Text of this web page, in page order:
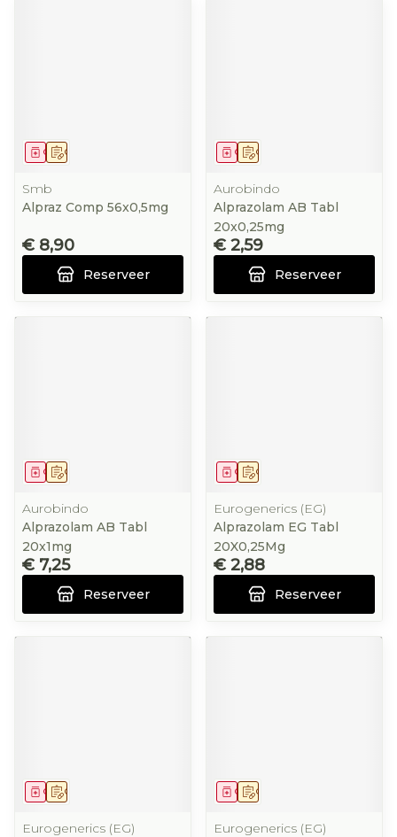
Op voorschrift
Geneesmiddel
Smb
Alpraz Comp 56x0,5mg
€ 8,90
Reserveer
Op voorschrift
Geneesmiddel
Aurobindo
Alprazolam AB Tabl
20x0,25mg
€ 2,59
Reserveer
Op voorschrift
Geneesmiddel
Aurobindo
Alprazolam AB Tabl
20x1mg
€ 7,25
Reserveer
Op voorschrift
Geneesmiddel
Eurogenerics (EG)
Alprazolam EG Tabl
20X0,25Mg
€ 2,88
Reserveer
Op voorschrift
Geneesmiddel
Eurogenerics (EG)
Op voorschrift
Geneesmiddel
Eurogenerics (EG)